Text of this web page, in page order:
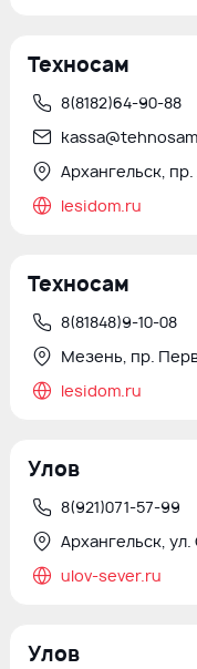
Техносам
8(8182)64-90-88
Архангельск,
lesidom.ru
Техносам
8(81848)9-10-08
Мезень, пр.
lesidom.ru
Улов
8(921)071-57-99
Архангельск,
ulov-sever.ru
Улов